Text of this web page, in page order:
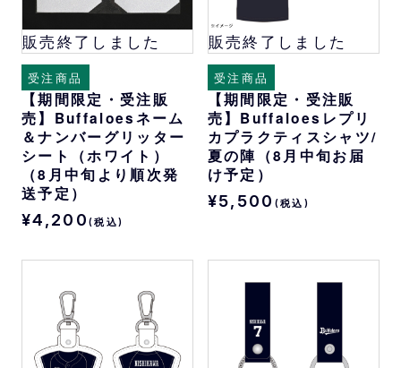
販売終了しました
受注商品
【期間限定・受注販
売】Buffaloesネーム
＆ナンバーグリッター
シート（ホワイト）
（8月中旬より順次発
送予定）
¥4,200 (税込)
販売終了しました
受注商品
【期間限定・受注販
売】Buffaloesレプリ
カプラクティスシャツ/
夏の陣（8月中旬お届
け予定）
¥5,500 (税込)